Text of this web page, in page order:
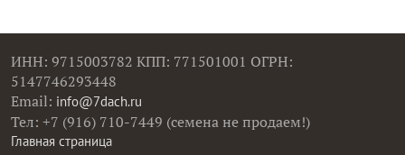
ИНН: 9715003782 КПП: 771501001 ОГРН:
5147746293448
Email: info@7dach.ru
Тел: +7 (916) 710-7449 (семена не продаем!)
Главная страница